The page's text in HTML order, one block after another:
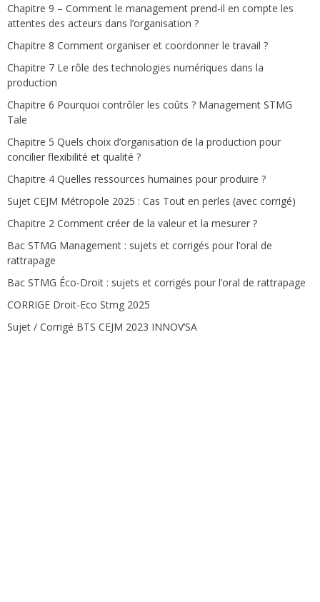
Chapitre 9 – Comment le management prend-il en compte les
attentes des acteurs dans l’organisation ?
Chapitre 8 Comment organiser et coordonner le travail ?
Chapitre 7 Le rôle des technologies numériques dans la
production
Chapitre 6 Pourquoi contrôler les coûts ? Management STMG
Tale
Chapitre 5 Quels choix d’organisation de la production pour
concilier flexibilité et qualité ?
Chapitre 4 Quelles ressources humaines pour produire ?
Sujet CEJM Métropole 2025 : Cas Tout en perles (avec corrigé)
Chapitre 2 Comment créer de la valeur et la mesurer ?
Bac STMG Management : sujets et corrigés pour l’oral de
rattrapage
Bac STMG Éco-Droit : sujets et corrigés pour l’oral de rattrapage
CORRIGE Droit-Eco Stmg 2025
Sujet / Corrigé BTS CEJM 2023 INNOV’SA